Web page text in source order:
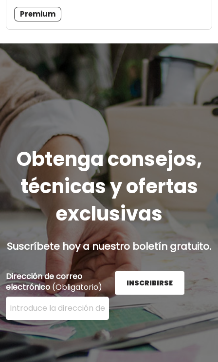
Premium
Obtenga consejos,
técnicas y ofertas
exclusivas
Suscríbete hoy a nuestro boletín gratuito.
Dirección de correo
electrónico (Obligatorio)
Ingrese su dirección de correo electrónico aquí y
INSCRIBIRSE